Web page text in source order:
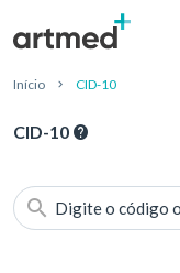
Início CID-10
CID-10
Digite o código